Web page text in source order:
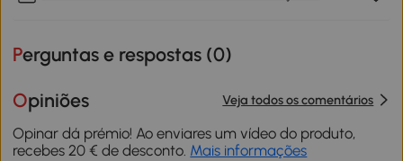
Perguntas e respostas (0)
Opiniões Veja todos os comentários
Opinar dá prémio! Ao enviares um vídeo do produto,
recebes 20 € de desconto. Mais informações